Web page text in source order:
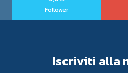
Follower
Iscriviti alla